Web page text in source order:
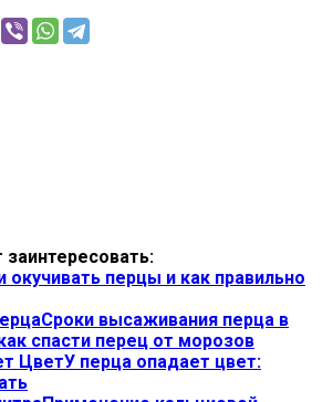
перцы и как правильно
Сроки высаживания перца в
спасти перец от морозов
У перца опадает цвет: